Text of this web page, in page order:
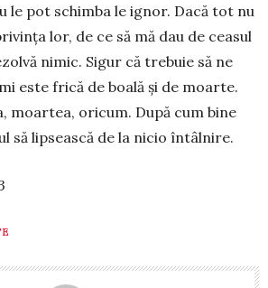
le pot schimba le ignor. Dacă tot nu
lor, de ce să mă dau de ceasul
nimic. Sigur că trebuie să ne
este frică de boa­lă și de moarte.
moartea, ori­cum. După cum bine
să lip­sească de la nicio întâlnire.